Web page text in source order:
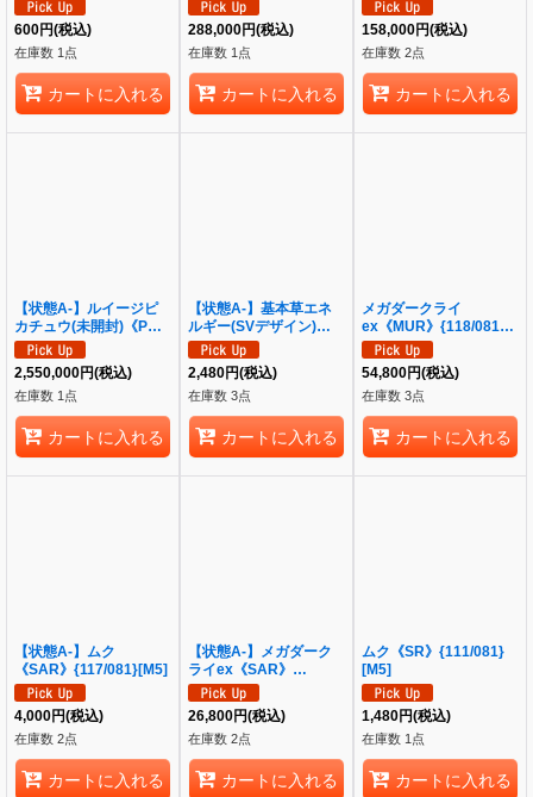
600円(税込)
在庫数 1点
カートに入れる
288,000円(税込)
在庫数 1点
カートに入れる
158,000円(税込)
在庫数 2点
カートに入れる
【状態A-】ルイージピ
カチュウ(未開封)《P》
{296/XY-P}[XY]
2,550,000円(税込)
在庫数 1点
カートに入れる
【状態A-】基本草エネ
ルギー(SVデザイン)
《UR》{099/071}
[SV2D]
2,480円(税込)
在庫数 3点
カートに入れる
メガダークライ
ex《MUR》{118/081}
[M5]
54,800円(税込)
在庫数 3点
カートに入れる
【状態A-】ムク
《SAR》{117/081}[M5]
4,000円(税込)
在庫数 2点
カートに入れる
【状態A-】メガダーク
ライex《SAR》
{114/081}[M5]
26,800円(税込)
在庫数 2点
カートに入れる
ムク《SR》{111/081}
[M5]
1,480円(税込)
在庫数 1点
カートに入れる